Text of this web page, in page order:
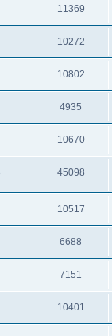
11369
10272
10802
4935
10670
45098
10517
6688
7151
10401